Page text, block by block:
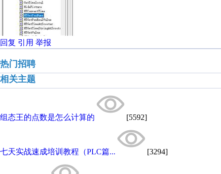
回复 引用 举报
热门招聘
相关主题
组态王的点数是怎么计算的 [5592]
七天实战速成培训教程（PLC篇... [3294]